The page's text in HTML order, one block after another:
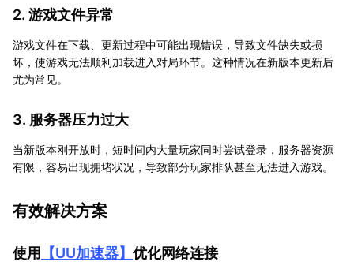
2. 游戏文件异常
游戏文件在下载、更新过程中可能出现错误，导致文件缺失或损
坏，使游戏无法顺利加载进入对局环节。这种情况在新版本更新后
尤为常见。
3. 服务器压力过大
当新版本刚开放时，短时间内大量玩家同时尝试登录，服务器资源
有限，容易出现拥堵状况，导致部分玩家排队甚至无法进入游戏。
有效解决方案
使用 【UU加速器】 优化网络连接